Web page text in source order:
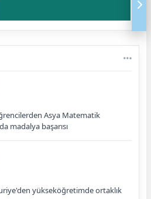
Asya Matematik
madalya başarısı
yükseköğretimde ortaklık